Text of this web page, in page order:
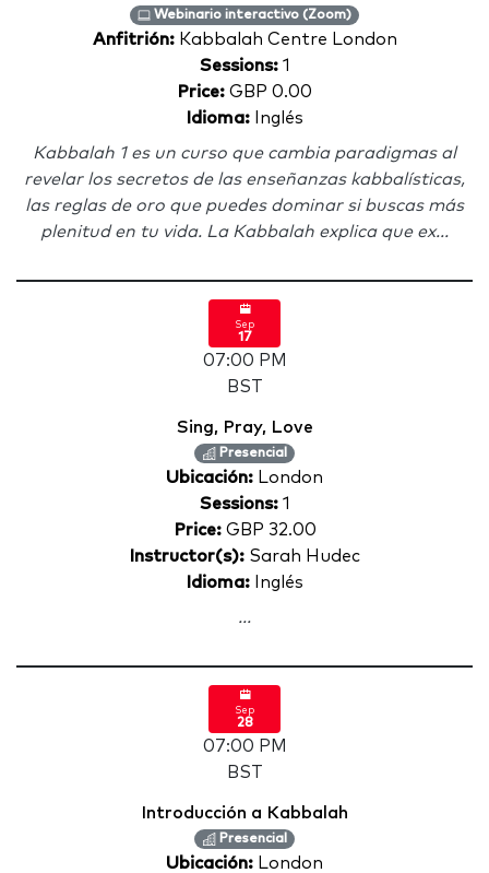
Webinario interactivo (Zoom)
Anfitrión: Kabbalah Centre London
Sessions:1
Price: GBP 0.00
Idioma: Inglés
Kabbalah 1 es un curso que cambia paradigmas al
revelar los secretos de las enseñanzas kabbalísticas,
las reglas de oro que puedes dominar si buscas más
plenitud en tu vida. La Kabbalah explica que ex...
Sep
17
07:00 PM
BST
Sing, Pray, Love
Presencial
Ubicación: London
Sessions:1
Price:GBP 32.00
Instructor(s): Sarah Hudec
Idioma: Inglés
...
Sep
28
07:00 PM
BST
Introducción a Kabbalah
Presencial
Ubicación: London